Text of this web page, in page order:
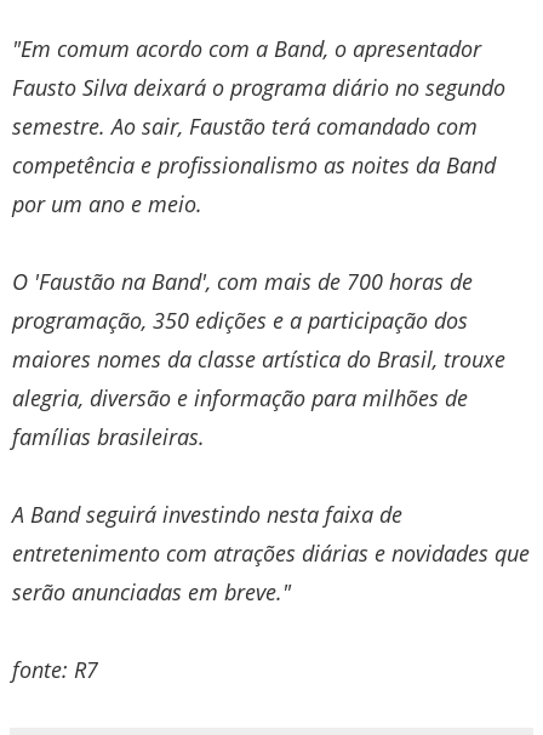
"Em comum acordo com a Band, o apresentador
Fausto Silva deixará o programa diário no segundo
semestre. Ao sair, Faustão terá comandado com
competência e profissionalismo as noites da Band
por um ano e meio.
O 'Faustão na Band', com mais de 700 horas de
programação, 350 edições e a participação dos
maiores nomes da classe artística do Brasil, trouxe
alegria, diversão e informação para milhões de
famílias brasileiras.
A Band seguirá investindo nesta faixa de
entretenimento com atrações diárias e novidades que
serão anunciadas em breve."
fonte: R7